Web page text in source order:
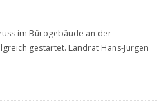
im Bürogebäude an der
gestartet. Landrat Hans-Jürgen